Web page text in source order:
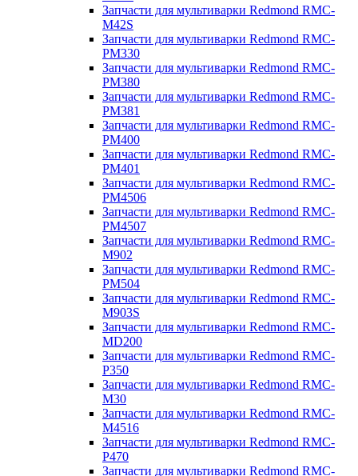
Запчасти для мультиварки Redmond RMC-
M42S
Запчасти для мультиварки Redmond RMC-
PM330
Запчасти для мультиварки Redmond RMC-
PM380
Запчасти для мультиварки Redmond RMC-
PM381
Запчасти для мультиварки Redmond RMC-
PM400
Запчасти для мультиварки Redmond RMC-
PM401
Запчасти для мультиварки Redmond RMC-
PM4506
Запчасти для мультиварки Redmond RMC-
PM4507
Запчасти для мультиварки Redmond RMC-
M902
Запчасти для мультиварки Redmond RMC-
PM504
Запчасти для мультиварки Redmond RMC-
M903S
Запчасти для мультиварки Redmond RMC-
MD200
Запчасти для мультиварки Redmond RMC-
P350
Запчасти для мультиварки Redmond RMC-
M30
Запчасти для мультиварки Redmond RMC-
M4516
Запчасти для мультиварки Redmond RMC-
P470
Запчасти для мультиварки Redmond RMC-